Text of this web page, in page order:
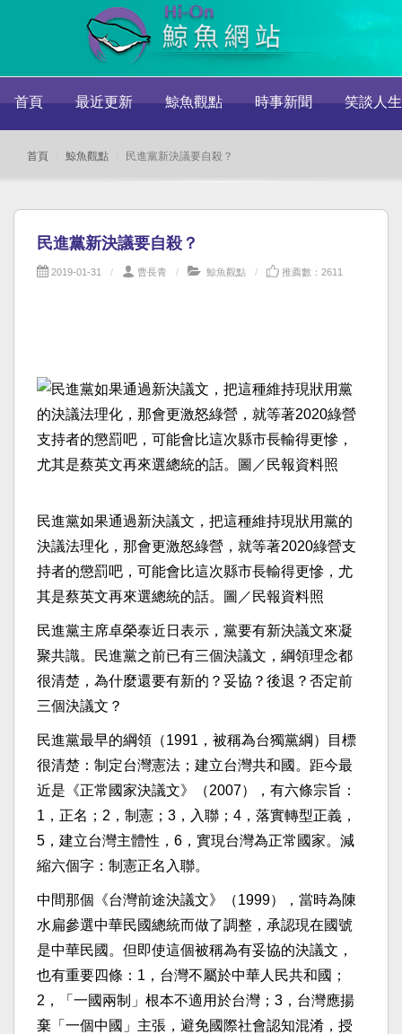
首頁 最近更新 鯨魚觀點 時事新聞 笑談人生
首頁 鯨魚觀點 民進黨新決議要自殺？
民進黨新決議要自殺？
2019-01-31 曹長青 鯨魚觀點 推薦數：2611
民進黨如果通過新決議文，把這種維持現狀用黨的
決議法理化，那會更激怒綠營，就等著2020綠營支
持者的懲罰吧，可能會比這次縣市長輸得更慘，尤
其是蔡英文再來選總統的話。圖／民報資料照
民進黨主席卓榮泰近日表示，黨要有新決議文來凝
聚共識。民進黨之前已有三個決議文，綱領理念都
很清楚，為什麼還要有新的？妥協？後退？否定前
三個決議文？
民進黨最早的綱領（1991，被稱為台獨黨綱）目標
很清楚：制定台灣憲法；建立台灣共和國。距今最
近是《正常國家決議文》（2007），有六條宗旨：
1，正名；2，制憲；3，入聯；4，落實轉型正義，
5，建立台灣主體性，6，實現台灣為正常國家。減
縮六個字：制憲正名入聯。
中間那個《台灣前途決議文》（1999），當時為陳
水扁參選中華民國總統而做了調整，承認現在國號
是中華民國。但即使這個被稱為有妥協的決議文，
也有重要四條：1，台灣不屬於中華人民共和國；
2，「一國兩制」根本不適用於台灣；3，台灣應揚
棄「一個中國」主張，避免國際社會認知混淆，授